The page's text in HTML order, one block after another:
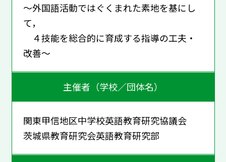
～外国語活動ではぐくまれた素地を基にし
て，
４技能を総合的に育成する指導の工夫・
改善～
主催者（学校／団体名）
関東甲信地区中学校英語教育研究協議会
茨城県教育研究会英語教育研究部